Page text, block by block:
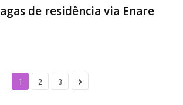
de residência via Enare
1 2 3